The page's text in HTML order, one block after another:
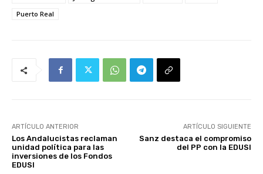
Puerto Real
ARTÍCULO ANTERIOR
Los Andalucistas reclaman
unidad política para las
inversiones de los Fondos
EDUSI
ARTÍCULO SIGUIENTE
Sanz destaca el compromiso
del PP con la EDUSI